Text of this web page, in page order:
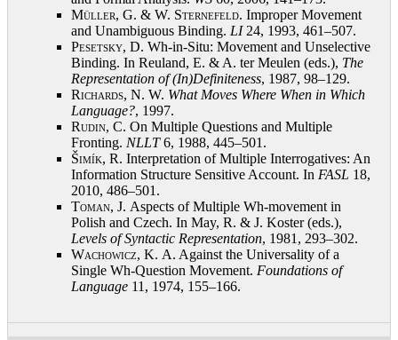
Müller, G. & W. Sternefeld. Improper Movement
and Unambiguous Binding. LI24, 1993, 461–507.
Pesetsky, D. Wh-in-Situ: Movement and Unselective
Binding. In Reuland, E. & A. ter Meulen (eds.), The
Representation of (In)Definiteness, 1987, 98–129.
Richards, N. W. What Moves Where When in Which
Language?, 1997.
Rudin, C. On Multiple Questions and Multiple
Fronting. NLLT6, 1988, 445–501 .
Šimík, R. Interpretation of Multiple Interrogatives: An
Information Structure Sensitive Account. In FASL 18,
2010, 486–501 .
Toman, J. Aspects of Multiple Wh-movement in
Polish and Czech. In May, R. & J. Koster (eds.),
Levels of Syntactic Representation, 1981, 293–302.
Wachowicz, K. A. Against the Universality of a
Single Wh-Question Movement. Foundations of
Language 11, 1974, 155–166.